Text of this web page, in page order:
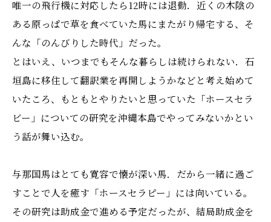
唯一の飛行機に対応したら12時には退勤．近くの木陰の
ある原っぱで草を食べていた馬にまたがり帰宅する、そ
んな「のんびりした時代」だった。
とはいえ、いつまでもそんな暮らしは続けられない．石
垣島に移住して翻訳業を再開しようかなどと考え始めて
いたころ、もともとやりたいと思っていた「ホースセラ
ビー」についての研究を沖縄本島でやってみないかとい
う話が舞い込む。
与那国馬はとても寛容で懐が深い馬．だから一緒に過ご
すことで人を癒す「ホースセラピー」には向いている。
その研究は助成金で進める予定だったが、結局助成金を